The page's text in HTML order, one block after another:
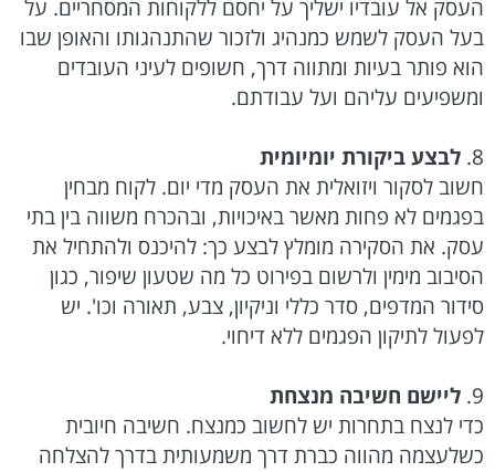
העסק אל עובדיו ישליך על יחסם ללקוחות המסחריים. על
בעל העסק לשמש כמנהיג ולזכור שהתנהגותו והאופן שבו
הוא פותר בעיות ומתווה דרך, חשופים לעיני העובדים
ומשפיעים עליהם ועל עבודתם.
8. לבצע ביקורת יומיומית
חשוב לסקור ויזואלית את העסק מדי יום. לקוח מבחין
בפגמים לא פחות מאשר באיכויות, ובהכרח משווה בין בתי
עסק. את הסקירה מומלץ לבצע כך: להיכנס ולהתחיל את
הסיבוב מימין ולרשום בפירוט כל מה שטעון שיפור, כגון
סידור המדפים, סדר כללי וניקיון, צבע, תאורה וכו'. יש
לפעול לתיקון הפגמים ללא דיחוי.
9. ליישם חשיבה מנצחת
כדי לנצח בתחרות יש לחשוב כמנצח. חשיבה חיובית
כשלעצמה מהווה כברת דרך משמעותית בדרך להצלחה